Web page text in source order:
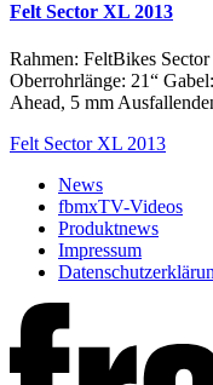
Felt Sector XL 2013
Rahmen: FeltBikes
Oberrohrlänge: 21“
Ahead, 5 mm
Felt Sector XL 2013
News
fbmxTV-Videos
Produktnews
Impressum